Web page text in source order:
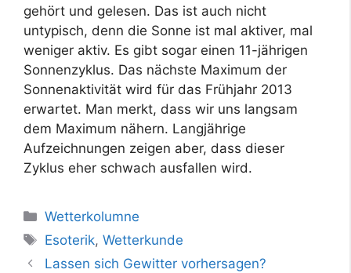
gehört und gelesen. Das ist auch nicht
untypisch, denn die Sonne ist mal aktiver, mal
weniger aktiv. Es gibt sogar einen 11-jährigen
Sonnenzyklus. Das nächste Maximum der
Sonnenaktivität wird für das Frühjahr 2013
erwartet. Man merkt, dass wir uns langsam
dem Maximum nähern. Langjährige
Aufzeichnungen zeigen aber, dass dieser
Zyklus eher schwach ausfallen wird.
Kategorien
Wetterkolumne
Schlagwörter
Esoterik,Wetterkunde
Lassen sich Gewitter vorhersagen?